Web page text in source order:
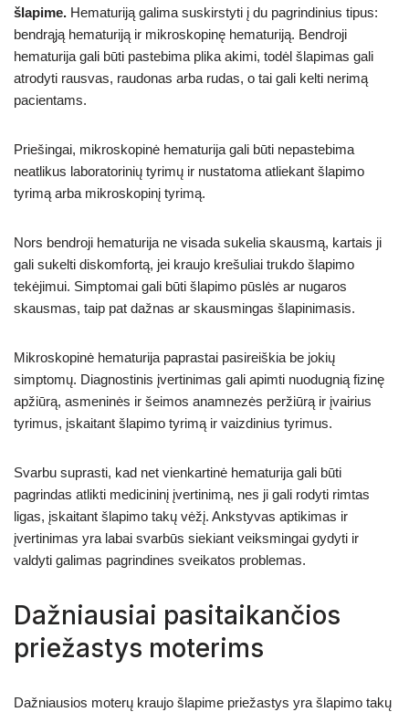
šlapime. Hematuriją galima suskirstyti į du pagrindinius tipus:
bendrąją hematuriją ir mikroskopinę hematuriją. Bendroji
hematurija gali būti pastebima plika akimi, todėl šlapimas gali
atrodyti rausvas, raudonas arba rudas, o tai gali kelti nerimą
pacientams.
Priešingai, mikroskopinė hematurija gali būti nepastebima
neatlikus laboratorinių tyrimų ir nustatoma atliekant šlapimo
tyrimą arba mikroskopinį tyrimą.
Nors bendroji hematurija ne visada sukelia skausmą, kartais ji
gali sukelti diskomfortą, jei kraujo krešuliai trukdo šlapimo
tekėjimui. Simptomai gali būti šlapimo pūslės ar nugaros
skausmas, taip pat dažnas ar skausmingas šlapinimasis.
Mikroskopinė hematurija paprastai pasireiškia be jokių
simptomų. Diagnostinis įvertinimas gali apimti nuodugnią fizinę
apžiūrą, asmeninės ir šeimos anamnezės peržiūrą ir įvairius
tyrimus, įskaitant šlapimo tyrimą ir vaizdinius tyrimus.
Svarbu suprasti, kad net vienkartinė hematurija gali būti
pagrindas atlikti medicininį įvertinimą, nes ji gali rodyti rimtas
ligas, įskaitant šlapimo takų vėžį. Ankstyvas aptikimas ir
įvertinimas yra labai svarbūs siekiant veiksmingai gydyti ir
valdyti galimas pagrindines sveikatos problemas.
Dažniausiai pasitaikančios
priežastys moterims
Dažniausios moterų kraujo šlapime priežastys yra šlapimo takų